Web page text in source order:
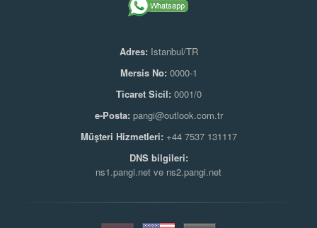
Adres:Istanbul/TR
Mersis No:0000-1
Ticaret Sicil:0001/0
e-Posta:pangi@outlook.com.tr
Müşteri Hizmetleri:+44 7537 131117
DNS bilgileri:
ns1.pangi.net ve ns2.pangi.net